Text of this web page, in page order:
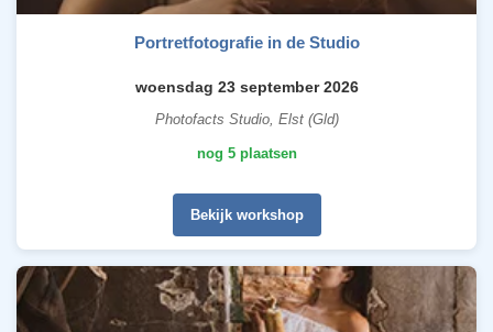
Portretfotografie in de Studio
woensdag 23 september 2026
Photofacts Studio, Elst (Gld)
nog 5 plaatsen
Bekijk workshop